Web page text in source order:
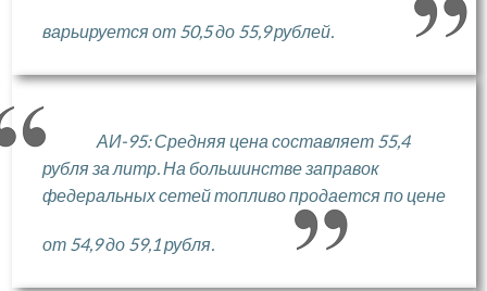
варьируется от 50,5 до 55,9 рублей.
АИ-95: Средняя цена составляет 55,4
рубля за литр. На большинстве заправок
федеральных сетей топливо продается по цене
от 54,9 до 59,1 рубля.